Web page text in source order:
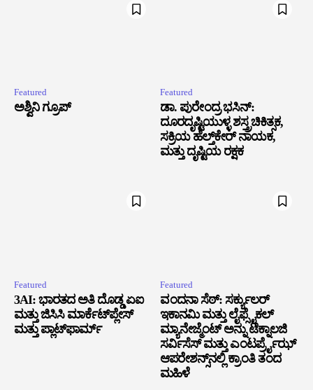
Featured
ಅಶ್ವಿನಿ ಗ್ರೂಪ್
Featured
ಡಾ. ಪುರೇಂದ್ರ ಭಸಿನ್:
ದೂರದೃಷ್ಟಿಯುಳ್ಳ ಶಸ್ತ್ರಚಿಕಿತ್ಸಕ,
ಸಕ್ರಿಯ ಹೆಲ್ತ್‌ಕೇರ್ ನಾಯಕ,
ಮತ್ತು ದೃಷ್ಟಿಯ ರಕ್ಷಕ
Featured
3AI: ಭಾರತದ ಅತಿ ದೊಡ್ಡ ಏಐ
ಮತ್ತು ಜಿಸಿಸಿ ಮಾರ್ಕೆಟ್‌ಪ್ಲೇಸ್
ಮತ್ತು ಪ್ಲಾಟ್‌ಫಾರ್ಮ್
Featured
ವಂದನಾ ಸೆಠ್: ಸರ್ಕ್ಯುಲರ್
ಇಕಾನಮಿ ಮತ್ತು ಲೈಫ್ಸೈಕಲ್
ಮ್ಯಾನೇಜ್ಮೆಂಟ್ ಅನ್ನು ಟೆಕ್ನಾಲಜಿ
ಸರ್ವಿಸೆಸ್ ಮತ್ತು ಎಂಟರ್ಪ್ರೈಝ್
ಆಪರೇಶನ್ಸ್‌ನಲ್ಲಿ ಕ್ರಾಂತಿ ತಂದ
ಮಹಿಳೆ